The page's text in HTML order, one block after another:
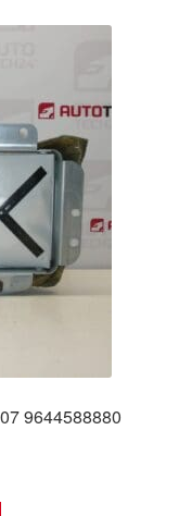
9644588880